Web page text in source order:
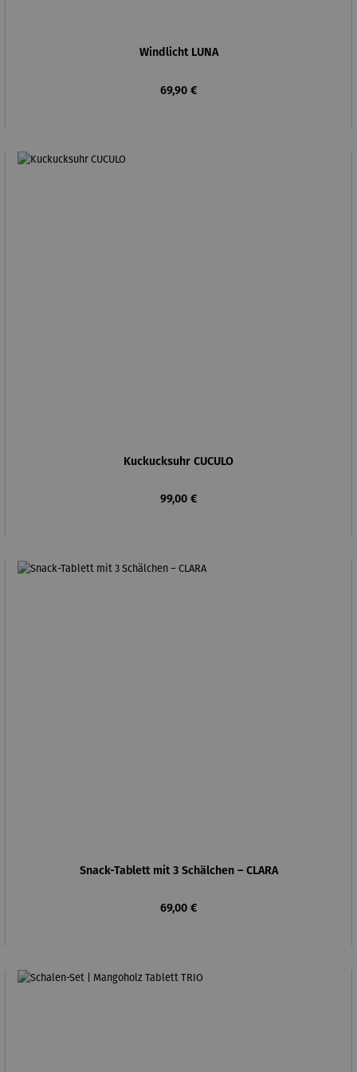
Windlicht LUNA
Regulärer Preis:
69,90 €
Kuckucksuhr CUCULO
Regulärer Preis:
99,00 €
Snack-Tablett mit 3 Schälchen – CLARA
Regulärer Preis:
69,00 €